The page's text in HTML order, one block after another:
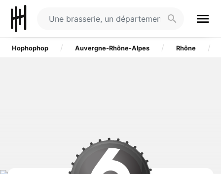
search menu
Hophophop Auvergne-Rhône-Alpes Rhône